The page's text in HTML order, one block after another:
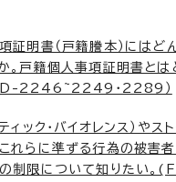
証明書（戸籍謄本）にはど
。戸籍個人事項証明書とは
2246~2249・2289）
ィック・バイオレンス）やス
れらに準ずる行為の被害
制限について知りたい。